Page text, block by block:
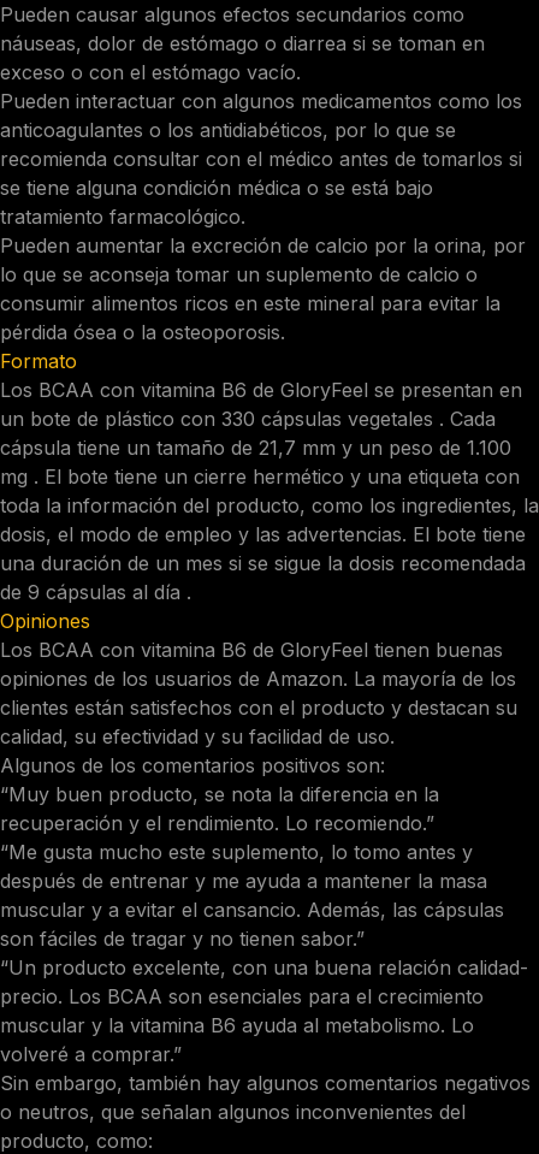
Pueden causar algunos efectos secundarios como
náuseas, dolor de estómago o diarrea si se toman en
exceso o con el estómago vacío.
Pueden interactuar con algunos medicamentos como los
anticoagulantes o los antidiabéticos, por lo que se
recomienda consultar con el médico antes de tomarlos si
se tiene alguna condición médica o se está bajo
tratamiento farmacológico.
Pueden aumentar la excreción de calcio por la orina, por
lo que se aconseja tomar un suplemento de calcio o
consumir alimentos ricos en este mineral para evitar la
pérdida ósea o la osteoporosis.
Formato
Los BCAA con vitamina B6 de GloryFeel se presentan en
un bote de plástico con 330 cápsulas vegetales . Cada
cápsula tiene un tamaño de 21,7 mm y un peso de 1.100
mg . El bote tiene un cierre hermético y una etiqueta con
toda la información del producto, como los ingredientes, la
dosis, el modo de empleo y las advertencias. El bote tiene
una duración de un mes si se sigue la dosis recomendada
de 9 cápsulas al día .
Opiniones
Los BCAA con vitamina B6 de GloryFeel tienen buenas
opiniones de los usuarios de Amazon. La mayoría de los
clientes están satisfechos con el producto y destacan su
calidad, su efectividad y su facilidad de uso.
Algunos de los comentarios positivos son:
“Muy buen producto, se nota la diferencia en la
recuperación y el rendimiento. Lo recomiendo.”
“Me gusta mucho este suplemento, lo tomo antes y
después de entrenar y me ayuda a mantener la masa
muscular y a evitar el cansancio. Además, las cápsulas
son fáciles de tragar y no tienen sabor.”
“Un producto excelente, con una buena relación calidad-
precio. Los BCAA son esenciales para el crecimiento
muscular y la vitamina B6 ayuda al metabolismo. Lo
volveré a comprar.”
Sin embargo, también hay algunos comentarios negativos
o neutros, que señalan algunos inconvenientes del
producto, como: